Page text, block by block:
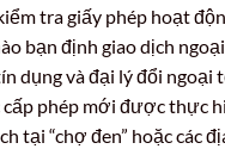
tra giấy phép hoạt
bạn định giao dịch
dụng và đại lý đổi ngoại
cấp phép mới được thực
tại “chợ đen” hoặc các